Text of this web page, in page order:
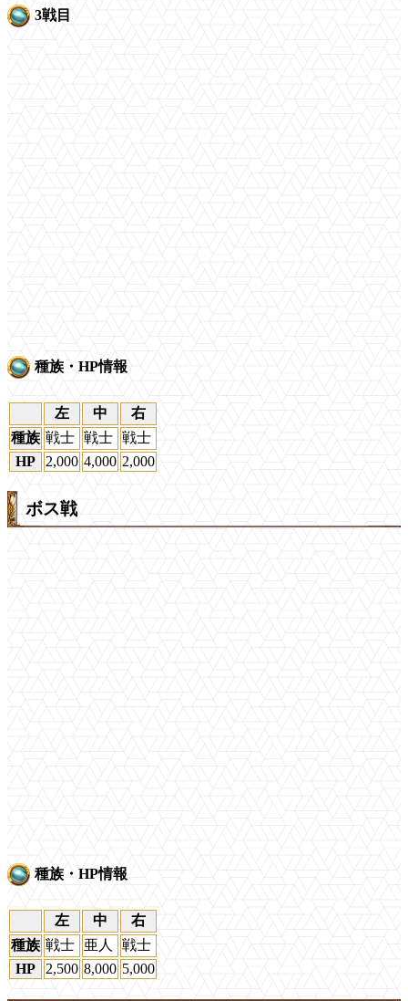
3戦目
種族・HP情報
左 中
右
種族 戦士 戦士 戦士
HP
2,000 4,000 2,000
ボス戦
種族・HP情報
左 中
右
種族 戦士 亜人
戦士
HP
2,500 8,000 5,000